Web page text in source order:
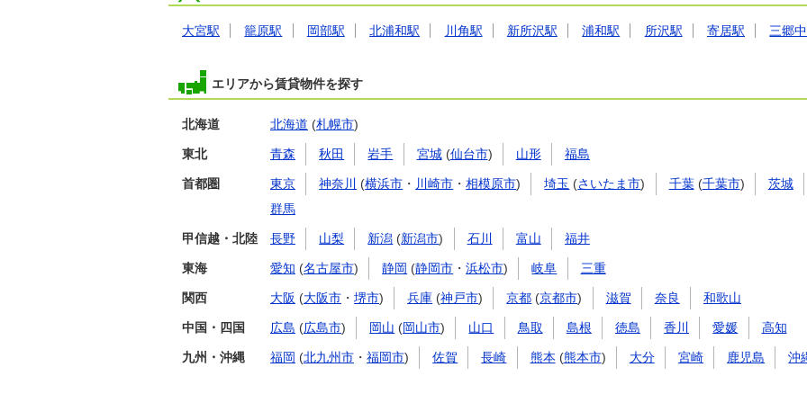
大宮駅 籠原駅 岡部駅 北浦和駅 川角駅 新所沢駅 浦和駅 所沢駅 寄居駅 三郷
エリアから賃貸物件を探す
北海道 北海道 (札幌市)
東北 青森 秋田 岩手 宮城(仙台市) 山形 福島
首都圏 東京 神奈川 (横浜市 ・ 川崎市 ・相模原市) 埼玉 (さいたま市) 千葉(千葉市) 茨城
群馬
甲信越・北陸 長野 山梨 新潟 (新潟市) 石川 富山 福井
東海 愛知 (名古屋市) 静岡 (静岡市 ・浜松市) 岐阜 三重
関西 大阪 (大阪市 ・ 堺市) 兵庫 (神戸市) 京都 (京都市) 滋賀 奈良 和歌山
中国・四国 広島 (広島市) 岡山 (岡山市) 山口 鳥取 島根 徳島 香川 愛媛 高知
九州・沖縄 福岡 (北九州市 ・ 福岡市) 佐賀 長崎 熊本 (熊本市) 大分 宮崎 鹿児島 沖